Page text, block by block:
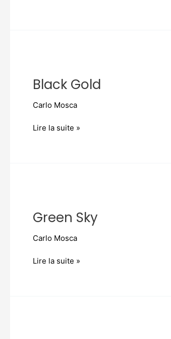
Black Gold
Carlo Mosca
Lire la suite »
Green Sky
Carlo Mosca
Lire la suite »